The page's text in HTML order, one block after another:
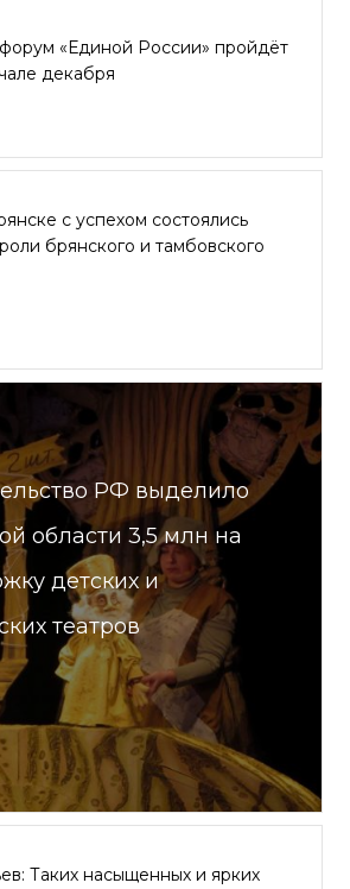
«Единой России» пройдёт
декабря
с успехом состоялись
брянского и тамбовского
РФ выделило
области 3,5 млн на
детских и
театров
Таких насыщенных и ярких